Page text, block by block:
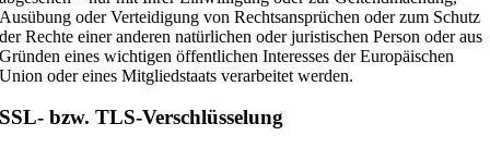
Ausübung oder Verteidigung von Rechtsansprüchen oder zum Schutz
der Rechte einer anderen natürlichen oder juristischen Person oder aus
Gründen eines wichtigen öffentlichen Interesses der Europäischen
Union oder eines Mitgliedstaats verarbeitet werden.
SSL- bzw. TLS-Verschlüsselung